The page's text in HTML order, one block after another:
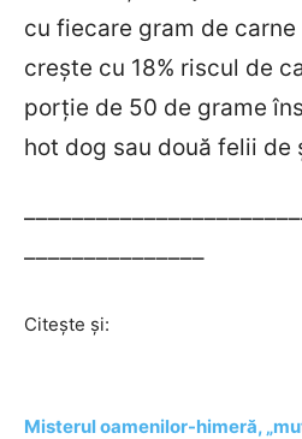
cu fiecare gram de
crește cu 18% riscul de
porție de 50 de grame
hot dog sau două felii de
–––––––––––––––
Citește și:
Misterul oamenilor-himeră,